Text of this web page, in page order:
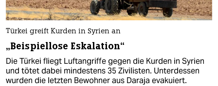
Türkei greift Kurden in Syrien an
„Beispiellose Eskalation“
Die Türkei fliegt Luftangriffe gegen die Kurden in Syrien
und tötet dabei mindestens 35 Zivilisten. Unterdessen
wurden die letzten Bewohner aus Daraja evakuiert.